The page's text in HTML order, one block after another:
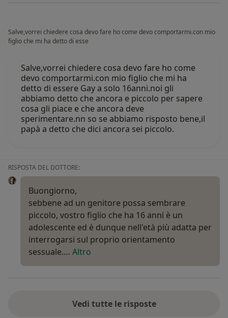
Salve,vorrei chiedere cosa devo fare ho come devo comportarmi.con mio
figlio che mi ha detto di esse
Salve,vorrei chiedere cosa devo fare ho come
devo comportarmi.con mio figlio che mi ha
detto di essere Gay a solo 16anni.noi gli
abbiamo detto che ancora e piccolo per sapere
cosa gli piace e che ancora deve
sperimentare.nn so se abbiamo risposto bene,il
papà a detto che dici ancora sei piccolo.
RISPOSTA DEL DOTTORE:
Buongiorno,
sebbene ad un genitore possa sembrare
piccolo, vostro figlio che ha 16 anni è un
adolescente ed è dunque nell'età più adatta per
interrogarsi sul proprio orientamento
sessuale.… Altro
Vedi tutte le risposte